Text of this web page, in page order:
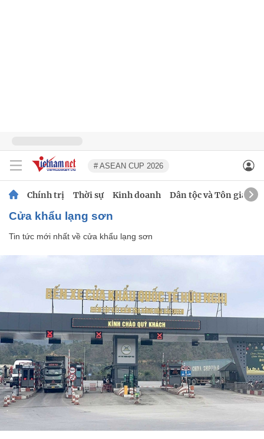
# ASEAN CUP 2026
Chính trị Thời sự Kinh doanh Dân tộc và Tôn giáo
cửa khẩu lạng sơn
Tin tức mới nhất về cửa khẩu lạng sơn